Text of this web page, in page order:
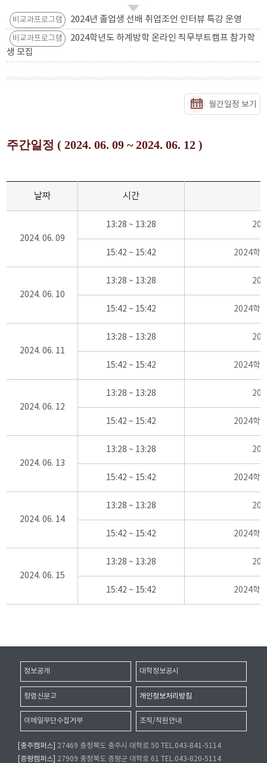
비교과프로그램 2024년 졸업생 선배 취업조언 인터뷰 특강 운영
비교과프로그램
2024학년도 하계방학 온라인 직무부트캠프 참가학
생 모집
월간일정 보기
주간일정 ( 2024. 06. 09 ~ 2024. 06. 12 )
날짜 시간
2024. 06. 09
13:28 ~ 13:28
15:42 ~ 15:42 2024학
2024. 06. 10
13:28 ~ 13:28
15:42 ~ 15:42 2024학
2024. 06. 11
13:28 ~ 13:28
15:42 ~ 15:42 2024학
2024. 06. 12
13:28 ~ 13:28
15:42 ~ 15:42 2024학
2024. 06. 13
13:28 ~ 13:28
15:42 ~ 15:42 2024학
2024. 06. 14
13:28 ~ 13:28
15:42 ~ 15:42 2024학
2024. 06. 15
13:28 ~ 13:28
15:42 ~ 15:42 2024학
정보공개 대학정보공시
청렴신문고 개인정보처리방침
이메일무단수집거부 조직/직원안내
[충주캠퍼스]
27469 충청북도 충주시 대학로 50 TEL.043-841-5114
[증평캠퍼스]
27909 충청북도 증평군 대학로 61 TEL.043-820-5114